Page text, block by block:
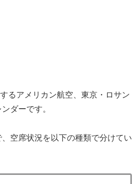
るアメリカン航空、東京・ロサン
ダーです。
空席状況を以下の種類で分けてい